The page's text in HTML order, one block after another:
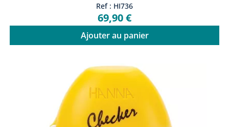
Ref : HI736
69,90 €
Ajouter au panier